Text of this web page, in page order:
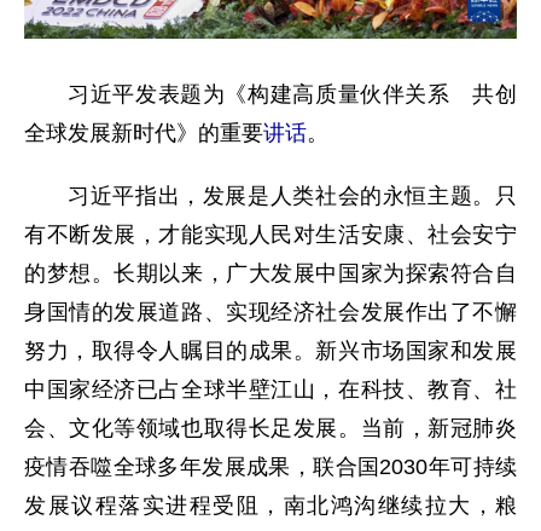
习近平发表题为《构建高质量伙伴关系 共创
全球发展新时代》的重要讲话。
习近平指出，发展是人类社会的永恒主题。只
有不断发展，才能实现人民对生活安康、社会安宁
的梦想。长期以来，广大发展中国家为探索符合自
身国情的发展道路、实现经济社会发展作出了不懈
努力，取得令人瞩目的成果。新兴市场国家和发展
中国家经济已占全球半壁江山，在科技、教育、社
会、文化等领域也取得长足发展。当前，新冠肺炎
疫情吞噬全球多年发展成果，联合国2030年可持续
发展议程落实进程受阻，南北鸿沟继续拉大，粮